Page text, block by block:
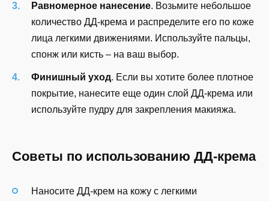
Равномерное нанесение. Возьмите небольшое
количество ДД-крема и распределите его по коже
лица легкими движениями. Используйте пальцы,
спонж или кисть – на ваш выбор.
Финишный уход. Если вы хотите более плотное
покрытие, нанесите еще один слой ДД-крема или
используйте пудру для закрепления макияжа.
Советы по использованию ДД-крема
Наносите ДД-крем на кожу с легкими